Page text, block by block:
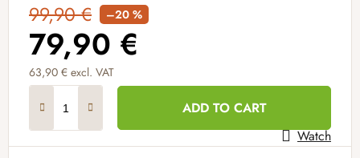
99,90 € –20 %
79,90 €
63,90 € excl. VAT
ADD TO CART
Watch